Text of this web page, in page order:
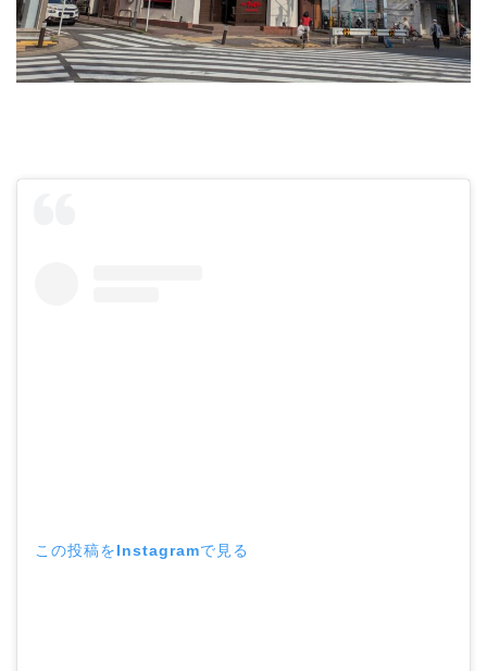
この投稿をInstagramで見る